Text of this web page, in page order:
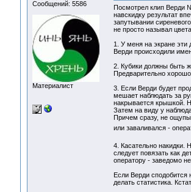
Сообщений: 5586
Материалист
Посмотрел клип Верди
навскидку результат
запутывании
не просто называл
1. У меня на экране эти
Верди происходили
2. Кубики должны быть
Предварительно
3. Если Верди будет
мешает наблюдать за
накрывается крышкой.
Затем на виду у
Причем сразу, не
или заваливался -
4. Касательно накидки.
следует повязать как
оператору - заведомо
Если Верди
делать статистика.